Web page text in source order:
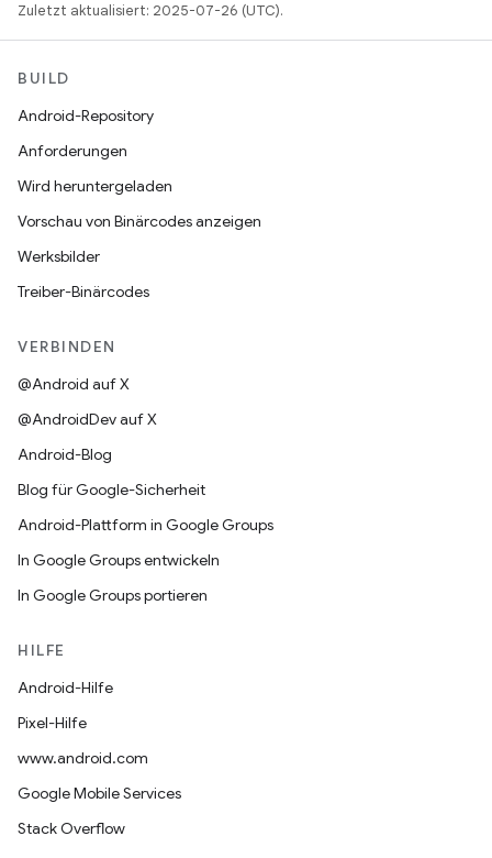
Zuletzt aktualisiert: 2025-07-26 (UTC).
BUILD
Android-Repository
Anforderungen
Wird heruntergeladen
Vorschau von Binärcodes anzeigen
Werksbilder
Treiber-Binärcodes
VERBINDEN
@Android auf X
@AndroidDev auf X
Android-Blog
Blog für Google-Sicherheit
Android-Plattform in Google Groups
In Google Groups entwickeln
In Google Groups portieren
HILFE
Android-Hilfe
Pixel-Hilfe
www.android.com
Google Mobile Services
Stack Overflow